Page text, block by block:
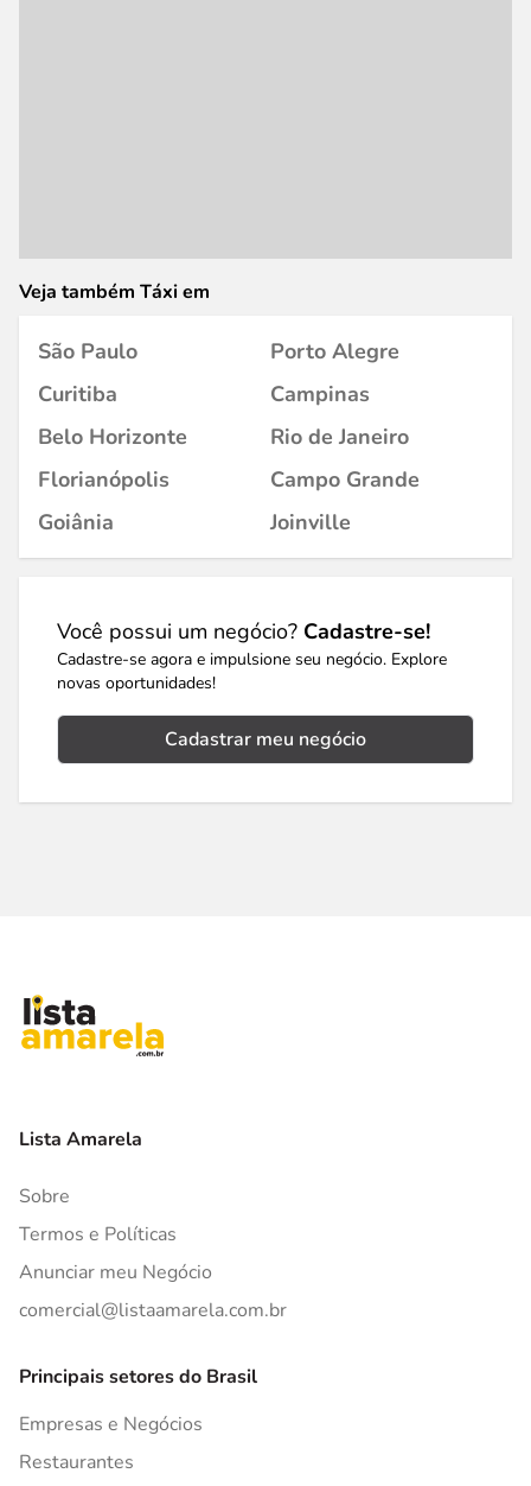
Veja também Táxi em
São Paulo
Porto Alegre
Curitiba
Campinas
Belo Horizonte
Rio de Janeiro
Florianópolis
Campo Grande
Goiânia
Joinville
Você possui um negócio? Cadastre-se!
Cadastre-se agora e impulsione seu negócio. Explore
novas oportunidades!
Cadastrar meu negócio
Lista Amarela
Sobre
Termos e Políticas
Anunciar meu Negócio
comercial@listaamarela.com.br
Principais setores do Brasil
Empresas e Negócios
Restaurantes